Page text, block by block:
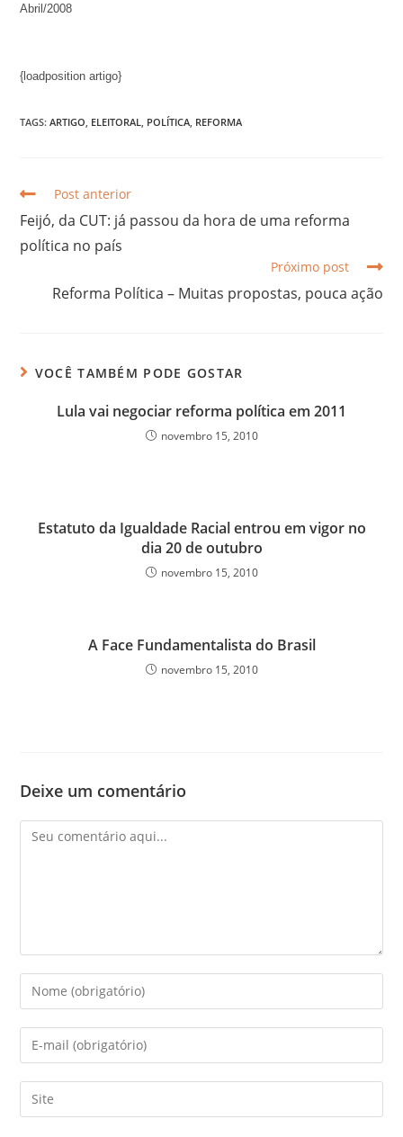
Abril/2008
{loadposition artigo}
TAGS:ARTIGO ELEITORAL POLÍTICA REFORMA
Post anterior
Feijó, da CUT: já passou da hora de uma reforma
política no país
Próximo post
Reforma Política – Muitas propostas, pouca ação
VOCÊ TAMBÉM PODE GOSTAR
Lula vai negociar reforma política em 2011
novembro 15, 2010
Estatuto da Igualdade Racial entrou em vigor no
dia 20 de outubro
novembro 15, 2010
A Face Fundamentalista do Brasil
novembro 15, 2010
Deixe um comentário